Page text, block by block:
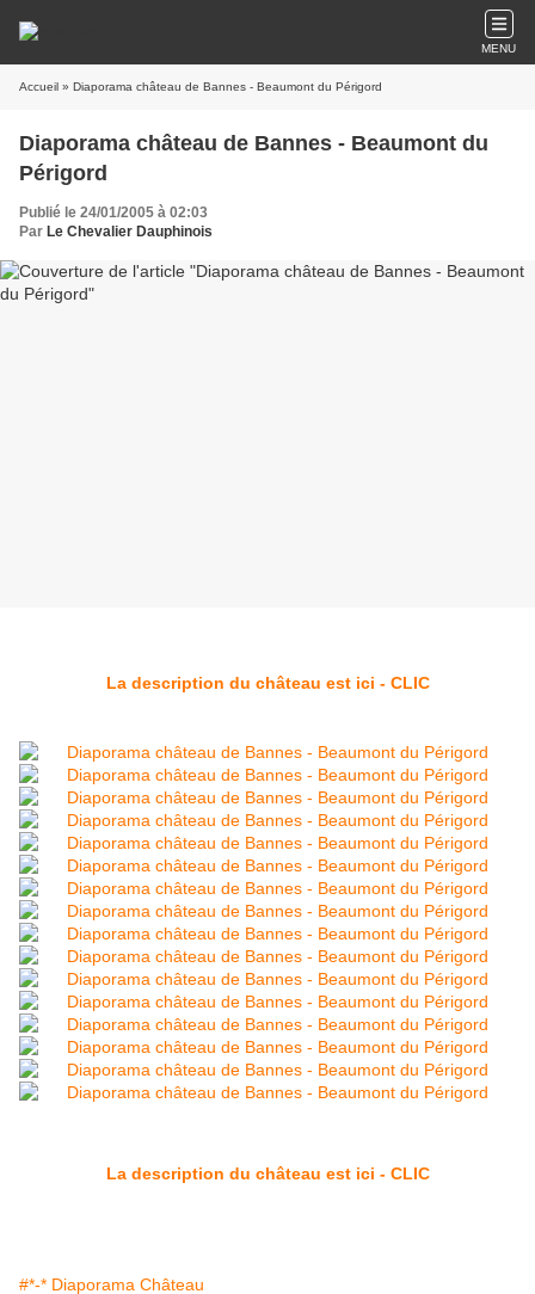
MENU
Accueil » Diaporama château de Bannes - Beaumont du Périgord
Diaporama château de Bannes - Beaumont du
Périgord
Publié le 24/01/2005 à 02:03
Par Le Chevalier Dauphinois
La description du château est ici - CLIC
La description du château est ici - CLIC
#*-* Diaporama Château